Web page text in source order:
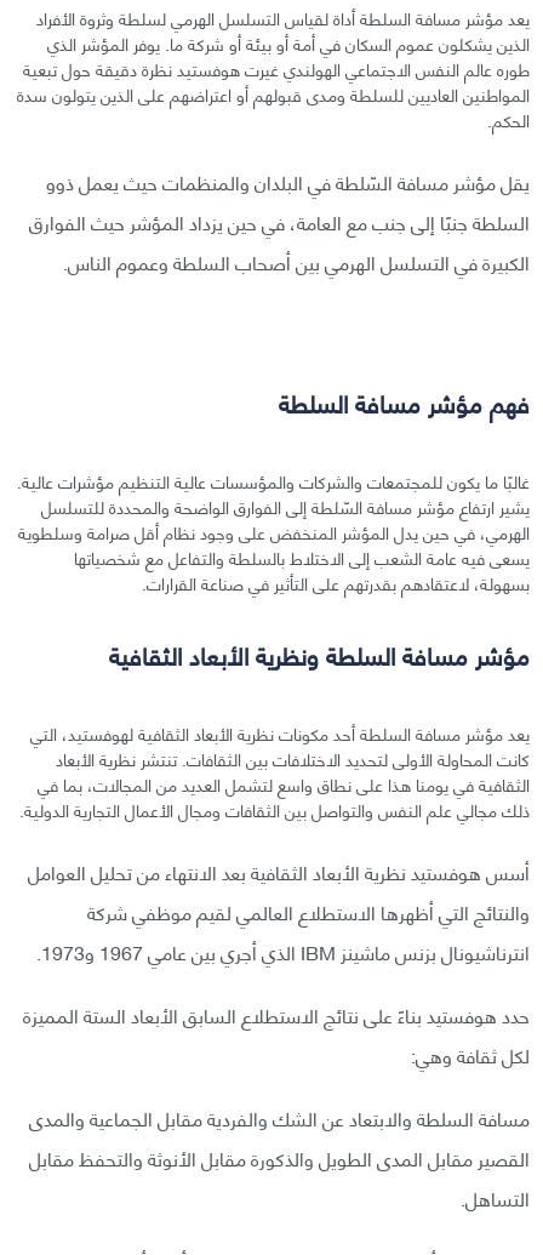
يعد مؤشر مسافة السلطة أداة لقياس التسلسل الهرمي لسلطة وثروة الأفراد
الذين يشكلون عموم السكان في أمة أو بيئة أو شركة ما. يوفر المؤشر الذي
طوره عالم النفس الاجتماعي الهولندي غيرت هوفستيد نظرة دقيقة حول تبعية
المواطنين العاديين للسلطة ومدى قبولهم أو اعتراضهم على الذين يتولون سدة
الحكم.
يقل مؤشر مسافة السّلطة في البلدان والمنظمات حيث يعمل ذوو
السلطة جنبًا إلى جنب مع العامة، في حين يزداد المؤشر حيث الفوارق
الكبيرة في التسلسل الهرمي بين أصحاب السلطة وعموم الناس.
فهم مؤشر مسافة السلطة
غالبًا ما يكون للمجتمعات والشركات والمؤسسات عالية التنظيم مؤشرات عالية.
يشير ارتفاع مؤشر مسافة السّلطة إلى الفوارق الواضحة والمحددة للتسلسل
الهرمي، في حين يدل المؤشر المنخفض على وجود نظام أقل صرامة وسلطوية
يسعى فيه عامة الشعب إلى الاختلاط بالسلطة والتفاعل مع شخصياتها
بسهولة، لاعتقادهم بقدرتهم على التأثير في صناعة القرارات.
مؤشر مسافة السلطة ونظرية الأبعاد الثقافية
يعد مؤشر مسافة السلطة أحد مكونات نظرية الأبعاد الثقافية لهوفستيد، التي
كانت المحاولة الأولى لتحديد الاختلافات بين الثقافات. تنتشر نظرية الأبعاد
الثقافية في يومنا هذا على نطاق واسع لتشمل العديد من المجالات، بما في
ذلك مجالي علم النفس والتواصل بين الثقافات ومجال الأعمال التجارية الدولية.
أسس هوفستيد نظرية الأبعاد الثقافية بعد الانتهاء من تحليل العوامل
والنتائج التي أظهرها الاستطلاع العالمي لقيم موظفي شركة
انترناشيونال بزنس ماشينز IBM الذي أجري بين عامي 1967 و1973.
حدد هوفستيد بناءً على نتائج الاستطلاع السابق الأبعاد الستة المميزة
لكل ثقافة وهي:
مسافة السلطة والابتعاد عن الشك والفردية مقابل الجماعية والمدى
القصير مقابل المدى الطويل والذكورة مقابل الأنوثة والتحفظ مقابل
التساهل.